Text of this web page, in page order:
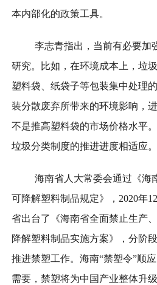
本内部化的政策工具。
李志青指出，当前有必要加
研究。比如，在环境成本上，垃
塑料袋、纸袋子等包装集中处理
装分散废弃所带来的环境影响，
不是推高塑料袋的市场价格水平
垃圾分类制度的推进进度相适应。
海南省人大常委会通过《海
可降解塑料制品规定》，2020年
省出台了《海南省全面禁止生产
降解塑料制品实施方案》，分阶
推进禁塑工作。海南“禁塑令”顺
需要，禁塑将为中国产业整体升